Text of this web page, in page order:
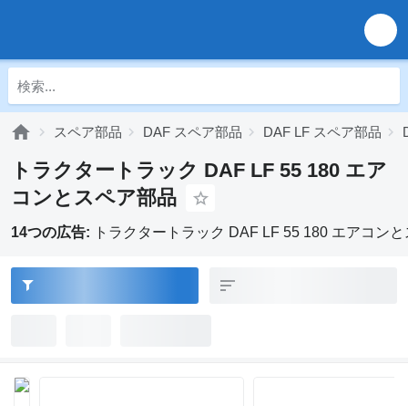
スペア部品 DAF スペア部品 DAF LF スペア部品
トラクタートラック DAF LF 55 180 エア
コンとスペア部品
14つの広告: トラクタートラック DAF LF 55 180 エアコン